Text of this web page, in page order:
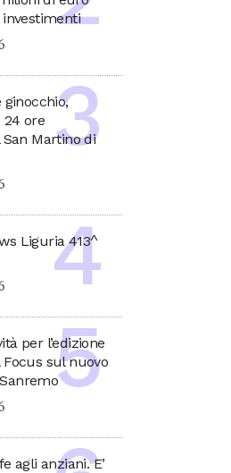
ginocchio,
24 ore
San Martino di
Liguria 413^
per l’edizione
Focus sul nuovo
agli anziani. E’